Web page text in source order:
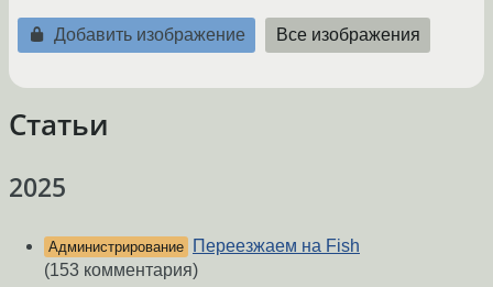
Добавить изображение Все изображения
Статьи
2025
Администрирование
Переезжаем на Fish
(153 комментария)